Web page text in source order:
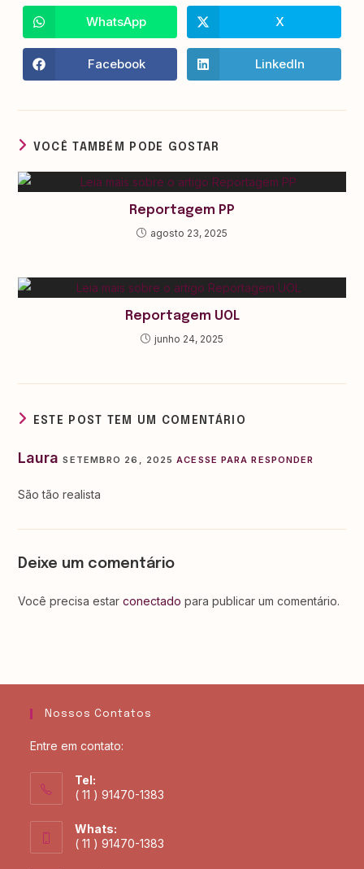
WhatsApp X
Facebook LinkedIn
VOCÊ TAMBÉM PODE GOSTAR
Reportagem PP
agosto 23, 2025
Reportagem UOL
junho 24, 2025
ESTE POST TEM UM COMENTÁRIO
Laura SETEMBRO 26, 2025 ACESSE PARA RESPONDER
São tão realista
Deixe um comentário
Você precisa estarconectado para publicar um comentário.
Nossos Contatos
Entre em contato:
Tel:
( 11 ) 91470-1383
Whats:
( 11 ) 91470-1383